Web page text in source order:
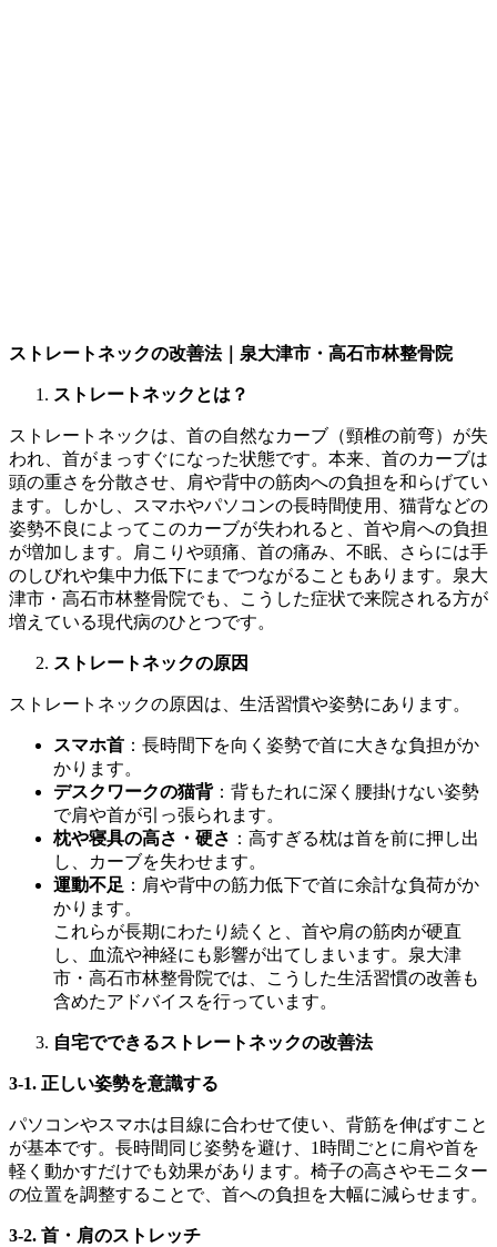
ストレートネックの改善法｜泉大津市・高石市林整骨院
ストレートネックとは？
ストレートネックは、首の自然なカーブ（頸椎の前弯）が失
われ、首がまっすぐになった状態です。本来、首のカーブは
頭の重さを分散させ、肩や背中の筋肉への負担を和らげてい
ます。しかし、スマホやパソコンの長時間使用、猫背などの
姿勢不良によってこのカーブが失われると、首や肩への負担
が増加します。肩こりや頭痛、首の痛み、不眠、さらには手
のしびれや集中力低下にまでつながることもあります。泉大
津市・高石市林整骨院でも、こうした症状で来院される方が
増えている現代病のひとつです。
ストレートネックの原因
ストレートネックの原因は、生活習慣や姿勢にあります。
スマホ首 ：長時間下を向く姿勢で首に大きな負担がか
かります。
デスクワークの猫背：背もたれに深く腰掛けない姿勢
で肩や首が引っ張られます。
枕や寝具の高さ・硬さ ：高すぎる枕は首を前に押し出
し、カーブを失わせます。
運動不足 ：肩や背中の筋力低下で首に余計な負荷がか
かります。
これらが長期にわたり続くと、首や肩の筋肉が硬直
し、血流や神経にも影響が出てしまいます。泉大津
市・高石市林整骨院では、こうした生活習慣の改善も
含めたアドバイスを行っています。
自宅でできるストレートネックの改善法
3-1. 正しい姿勢を意識する
パソコンやスマホは目線に合わせて使い、背筋を伸ばすこと
が基本です。長時間同じ姿勢を避け、1時間ごとに肩や首を
軽く動かすだけでも効果があります。椅子の高さやモニター
の位置を調整することで、首への負担を大幅に減らせます。
3-2. 首・肩のストレッチ